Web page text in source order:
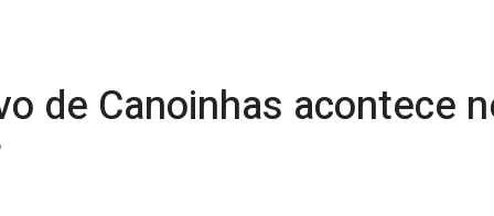
de Canoinhas acontece